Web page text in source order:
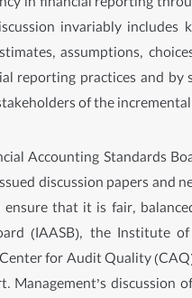
invariably
assumptions,
reporting practices and
of the
Accounting Standards
discussion papers
that it is fair,
(IAASB), the Institute
for Audit Quality
discussion